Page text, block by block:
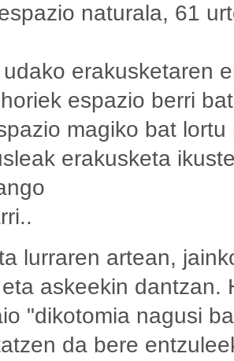
naturala, 61
erakusketaren
espazio berri
magiko bat
erakusketa
lurraren artean,
askeekin dantzan.
"dikotomia nagusi
da bere